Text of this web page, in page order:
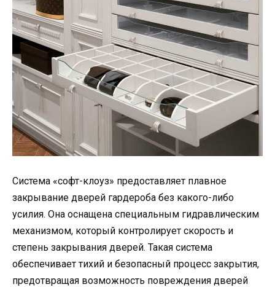
Система «софт-клоуз» предоставляет плавное
закрывание дверей гардероба без какого-либо
усилия. Она оснащена специальным гидравлическим
механизмом, который контролирует скорость и
степень закрывания дверей. Такая система
обеспечивает тихий и безопасный процесс закрытия,
предотвращая возможность повреждения дверей